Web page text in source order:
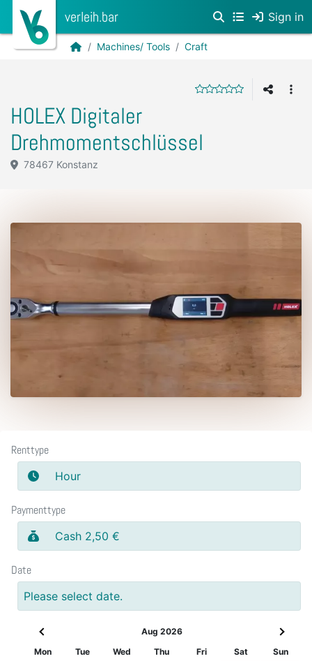
verleih.bar Sign in
Machines/ Tools Craft
HOLEX Digitaler
Drehmomentschlüssel
78467 Konstanz
Renttype
Hour
Paymenttype
Cash 2,50 €
Date
Please select date.
Aug 2026
Mon
Tue Wed Thu Fri Sat
Sun